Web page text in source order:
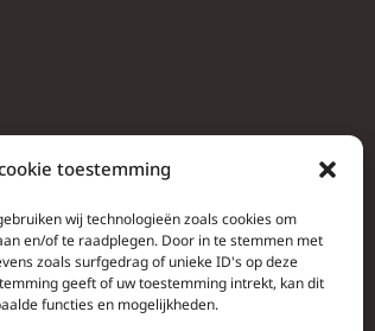
toestemming
wij technologieën zoals cookies om
en/of te raadplegen. Door in te stemmen met
zoals surfgedrag of unieke ID's op deze
geeft of uw toestemming intrekt, kan dit
functies en mogelijkheden.